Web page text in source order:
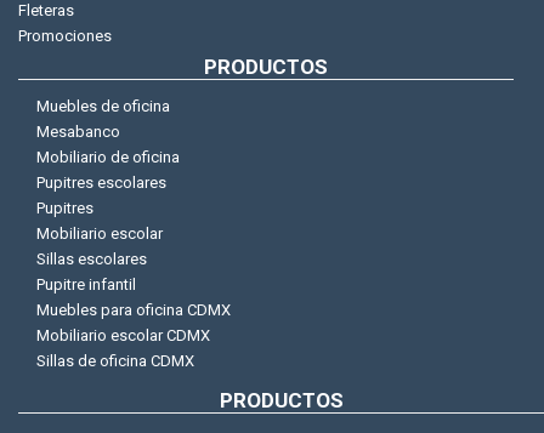
Fleteras
Promociones
PRODUCTOS
Muebles de oficina
Mesabanco
Mobiliario de oficina
Pupitres escolares
Pupitres
Mobiliario escolar
Sillas escolares
Pupitre infantil
Muebles para oficina CDMX
Mobiliario escolar CDMX
Sillas de oficina CDMX
PRODUCTOS